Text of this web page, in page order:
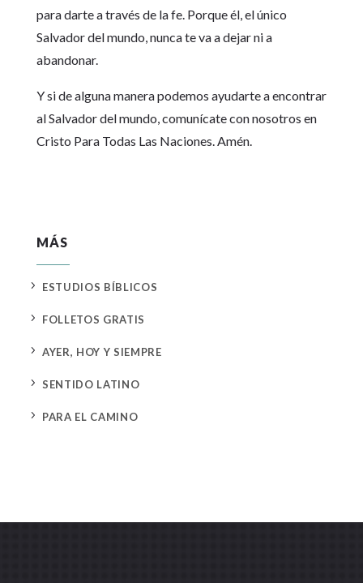
para darte a través de la fe. Porque él, el único
Salvador del mundo, nunca te va a dejar ni a
abandonar.
Y si de alguna manera podemos ayudarte a encontrar
al Salvador del mundo, comunícate con nosotros en
Cristo Para Todas Las Naciones. Amén.
MÁS
5 ESTUDIOS BÍBLICOS
5 FOLLETOS GRATIS
5 AYER, HOY Y SIEMPRE
5 SENTIDO LATINO
5 PARA EL CAMINO